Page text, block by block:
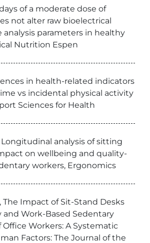
of a moderate dose of
not alter raw bioelectrical
analysis parameters in healthy
Nutrition Espen
in health-related indicators
vs incidental physical activity
Sciences for Health
Longitudinal analysis of sitting
on wellbeing and quality-
workers, Ergonomics
The Impact of Sit-Stand Desks
and Work-Based Sedentary
Office Workers: A Systematic
Factors: The Journal of the